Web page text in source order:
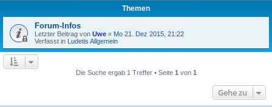
Themen
Forum-Infos
Letzter Beitrag von Uwe « Mo 21. Dez 2015, 21:22
Verfasst in Ludetis Allgemein
Die Suche ergab 1 Treffer • Seite 1 von 1
Gehe zu